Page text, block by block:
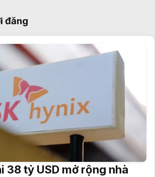
đăng
38 tỷ USD mở rộng nhà